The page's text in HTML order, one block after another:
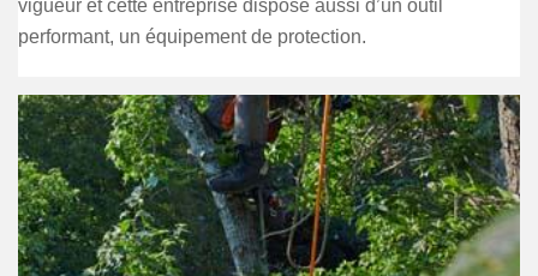
vigueur et cette entreprise dispose aussi d’un outil
performant, un équipement de protection.